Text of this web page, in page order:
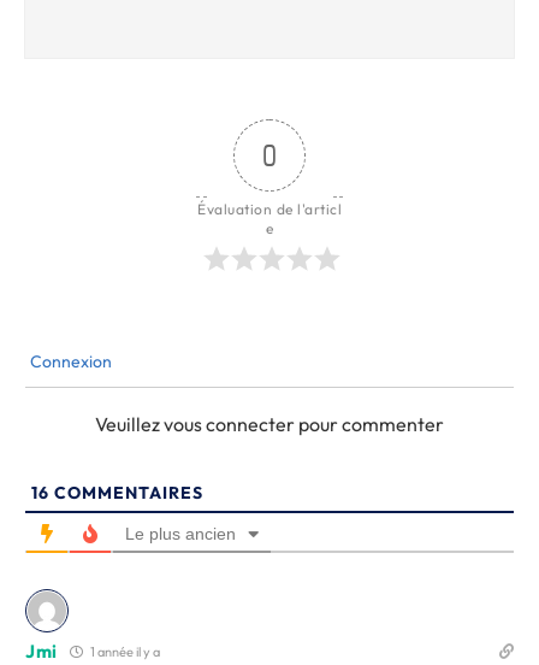
0
Évaluation de l'articl
e
Connexion
Veuillez vous connecter pour commenter
16 COMMENTAIRES
Le plus ancien
Jmi 1 année il y a